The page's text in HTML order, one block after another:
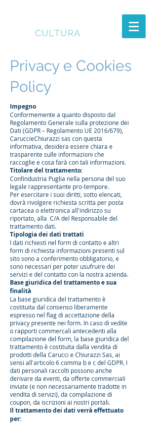
DESKCULTURA
Privacy e Cookies
Policy
Impegno
Conformemente a quanto disposto dal
Regolamento Generale sulla protezione dei
Dati (GDPR – Regolamento UE 2016/679),
CaruccieChiurazzi sas con questa
informativa, desidera essere chiara e
trasparente sulle informazioni che
raccoglie e cosa farà con tali informazioni.
Titolare del trattamento:
Confindustria Puglia nella persona del suo
legale rappresentante pro-tempore.
Per esercitare i suoi diritti, sotto elencati,
dovrà rivolgere richiesta scritta per posta
cartacea o elettronica all'indirizzo su
riportato, alla C/A del Responsabile del
trattamento dati.
Tipologia dei dati trattati
I dati richiesti nel form di contatto e altri
form di richiesta informazioni presenti sul
sito sono a conferimento obbligatorio, e
sono necessari per poter usufruire dei
servizi e del contatto con la nostra azienda.
Base giuridica del trattamento e sua
finalità
La base giuridica del trattamento è
costituita dal consenso liberamente
espresso nel flag di accettazione della
privacy presente nei form. In caso di vedite
o rapporti commercali antecedenti alla
compilazione del form, la base giuridica del
trattamento è costituita dalla vendita di
prodotti della Carucci e Chiurazzi Sas, ai
sensi all'articolo 6 comma b e c del GDPR. I
dati personali raccolti possono anche
derivare da eventi, da offerte commerciali
inviate (e non necessariamente tradotte in
vendita di servizi), da compilazione di
coupon, da iscrizioni ai nostri portali.
Il trattamento dei dati verrà effettuato
per: